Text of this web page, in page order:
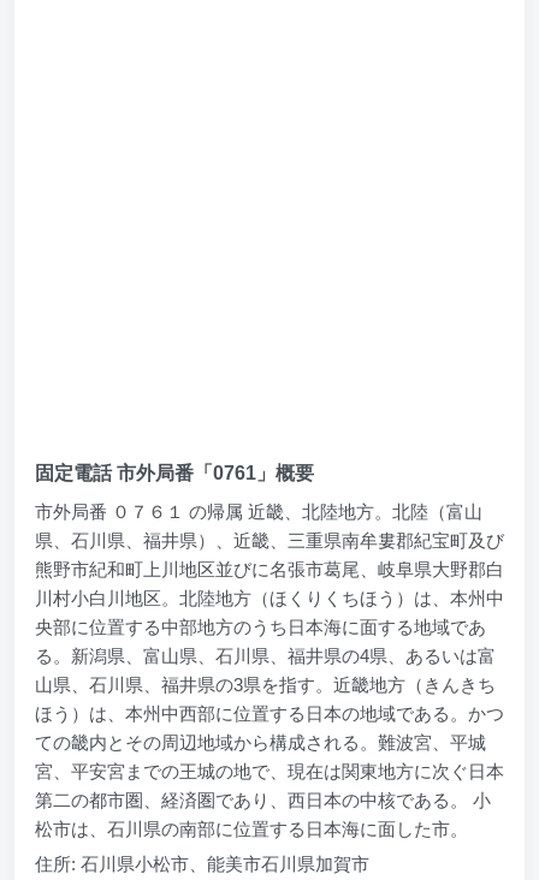
固定電話 市外局番「0761」概要
市外局番 ０７６１ の帰属 近畿、北陸地方。北陸（富山
県、石川県、福井県）、近畿、三重県南牟婁郡紀宝町及び
熊野市紀和町上川地区並びに名張市葛尾、岐阜県大野郡白
川村小白川地区。北陸地方（ほくりくちほう）は、本州中
央部に位置する中部地方のうち日本海に面する地域であ
る。新潟県、富山県、石川県、福井県の4県、あるいは富
山県、石川県、福井県の3県を指す。近畿地方（きんきち
ほう）は、本州中西部に位置する日本の地域である。かつ
ての畿内とその周辺地域から構成される。難波宮、平城
宮、平安宮までの王城の地で、現在は関東地方に次ぐ日本
第二の都市圏、経済圏であり、西日本の中核である。 小
松市は、石川県の南部に位置する日本海に面した市。
住所: 石川県小松市、能美市石川県加賀市